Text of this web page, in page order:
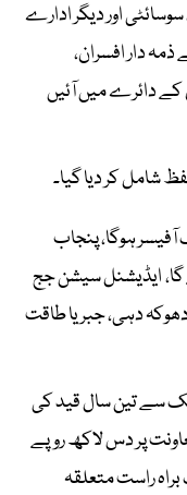
اور دیگر ادارے
دار افسران،
کے دائرے میں آئیں
شامل کر دیا گیا۔
آفیسر ہوگا، پنجاب
گا، ایڈیشنل سیشن جج
دہی، جبر یا طاقت
سے تین سال قید کی
پر دس لاکھ روپے
راست متعلقہ